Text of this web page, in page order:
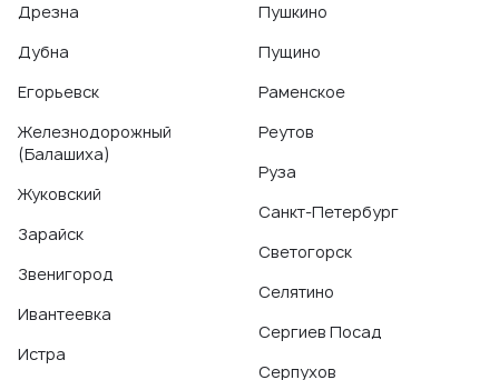
Дрезна
Дубна
Егорьевск
Железнодорожный
(Балашиха)
Жуковский
Зарайск
Звенигород
Ивантеевка
Истра
Пушкино
Пущино
Раменское
Реутов
Руза
Санкт-Петербург
Светогорск
Селятино
Сергиев Посад
Серпухов